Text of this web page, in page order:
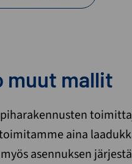
muut mallit
aina
asennuksen